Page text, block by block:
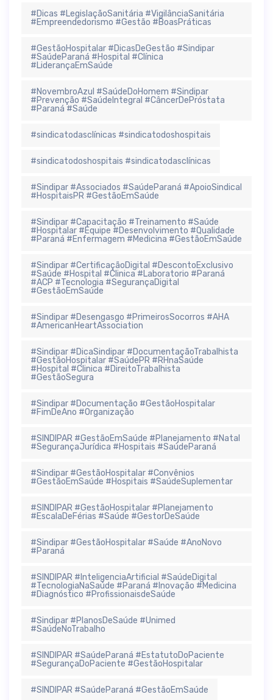
#Dicas #LegislaçãoSanitária #VigilânciaSanitária
#Empreendedorismo #Gestão #BoasPráticas
#GestãoHospitalar #DicasDeGestão #Sindipar
#SaúdeParaná #Hospital #Clínica
#LiderançaEmSaúde
#NovembroAzul #SaúdeDoHomem #Sindipar
#Prevenção #SaúdeIntegral #CâncerDePróstata
#Paraná #Saúde
#sindicatodasclínicas #sindicatodoshospitais
#sindicatodoshospitais #sindicatodasclínicas
#Sindipar #Associados #SaúdeParaná #ApoioSindical
#HospitaisPR #GestãoEmSaúde
#Sindipar #Capacitação #Treinamento #Saúde
#Hospitalar #Equipe #Desenvolvimento #Qualidade
#Paraná #Enfermagem #Medicina #GestãoEmSaúde
#Sindipar #CertificaçãoDigital #DescontoExclusivo
#Saúde #Hospital #Clinica #Laboratorio #Paraná
#ACP #Tecnologia #SegurançaDigital
#GestãoEmSaúde
#Sindipar #Desengasgo #PrimeirosSocorros #AHA
#AmericanHeartAssociation
#Sindipar #DicaSindipar #DocumentaçãoTrabalhista
#GestãoHospitalar #SaúdePR #RHnaSaúde
#Hospital #Clinica #DireitoTrabalhista
#GestãoSegura
#Sindipar #Documentação #GestãoHospitalar
#FimDeAno #Organização
#SINDIPAR #GestãoEmSaúde #Planejamento #Natal
#SegurançaJurídica #Hospitais #SaúdeParaná
#Sindipar #GestãoHospitalar #Convênios
#GestãoEmSaúde #Hospitais #SaúdeSuplementar
#SINDIPAR #GestãoHospitalar #Planejamento
#EscalaDeFérias #Saúde #GestorDeSaúde
#Sindipar #GestãoHospitalar #Saúde #AnoNovo
#Paraná
#SINDIPAR #InteligenciaArtificial #SaúdeDigital
#TecnologiaNaSaúde #Paraná #Inovação #Medicina
#Diagnóstico #ProfissionaisdeSaúde
#Sindipar #PlanosDeSaúde #Unimed
#SaúdeNoTrabalho
#SINDIPAR #SaúdeParaná #EstatutoDoPaciente
#SegurançaDoPaciente #GestãoHospitalar
#SINDIPAR #SaúdeParaná #GestãoEmSaúde